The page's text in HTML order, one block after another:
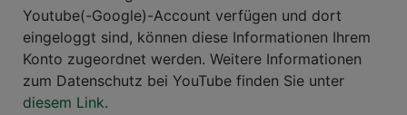
Youtube(-Google)-Account verfügen und dort
eingeloggt sind, können diese Informationen Ihrem
Konto zugeordnet werden. Weitere Informationen
zum Datenschutz bei YouTube finden Sie unter
diesem Link.